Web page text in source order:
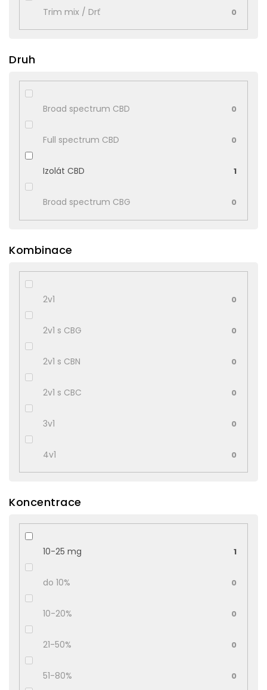
Trim mix / Drť 0
Druh
Broad spectrum CBD 0
Full spectrum CBD 0
Izolát CBD 1
Broad spectrum CBG 0
Kombinace
2v1 0
2v1 s CBG 0
2v1 s CBN 0
2v1 s CBC 0
3v1 0
4v1 0
Koncentrace
10-25 mg 1
do 10% 0
10-20% 0
21-50% 0
51-80% 0